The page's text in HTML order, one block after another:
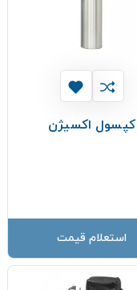
کپسول اکسیژن
استعلام قیمت